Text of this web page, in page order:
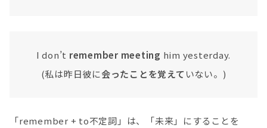
I don’t remember meeting him yesterday.
(私は昨日彼に会ったことを覚えていない。)
「remember + to不定詞」は、「未来」にすることを